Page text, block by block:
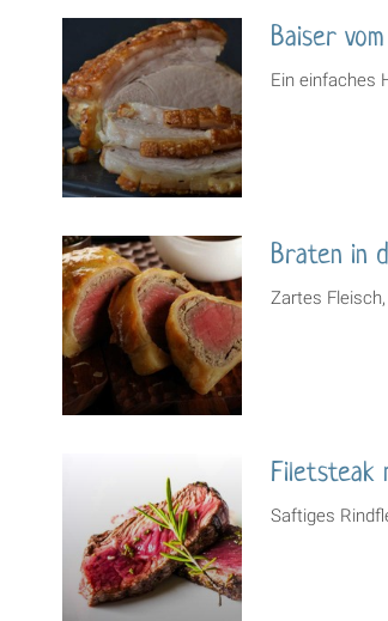
Baiser
Ein einfaches
Braten in
Zartes
Filetsteak
Saftiges